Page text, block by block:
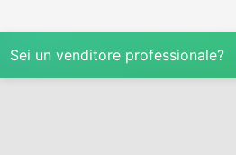
Sei un venditore professionale?